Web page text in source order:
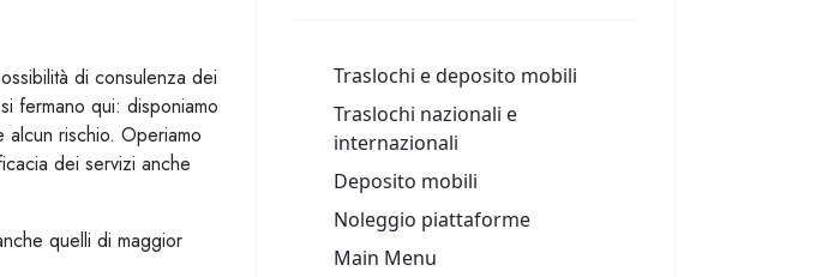
di consulenza dei
fermano qui: disponiamo
rischio. Operiamo
dei servizi anche
quelli di maggior